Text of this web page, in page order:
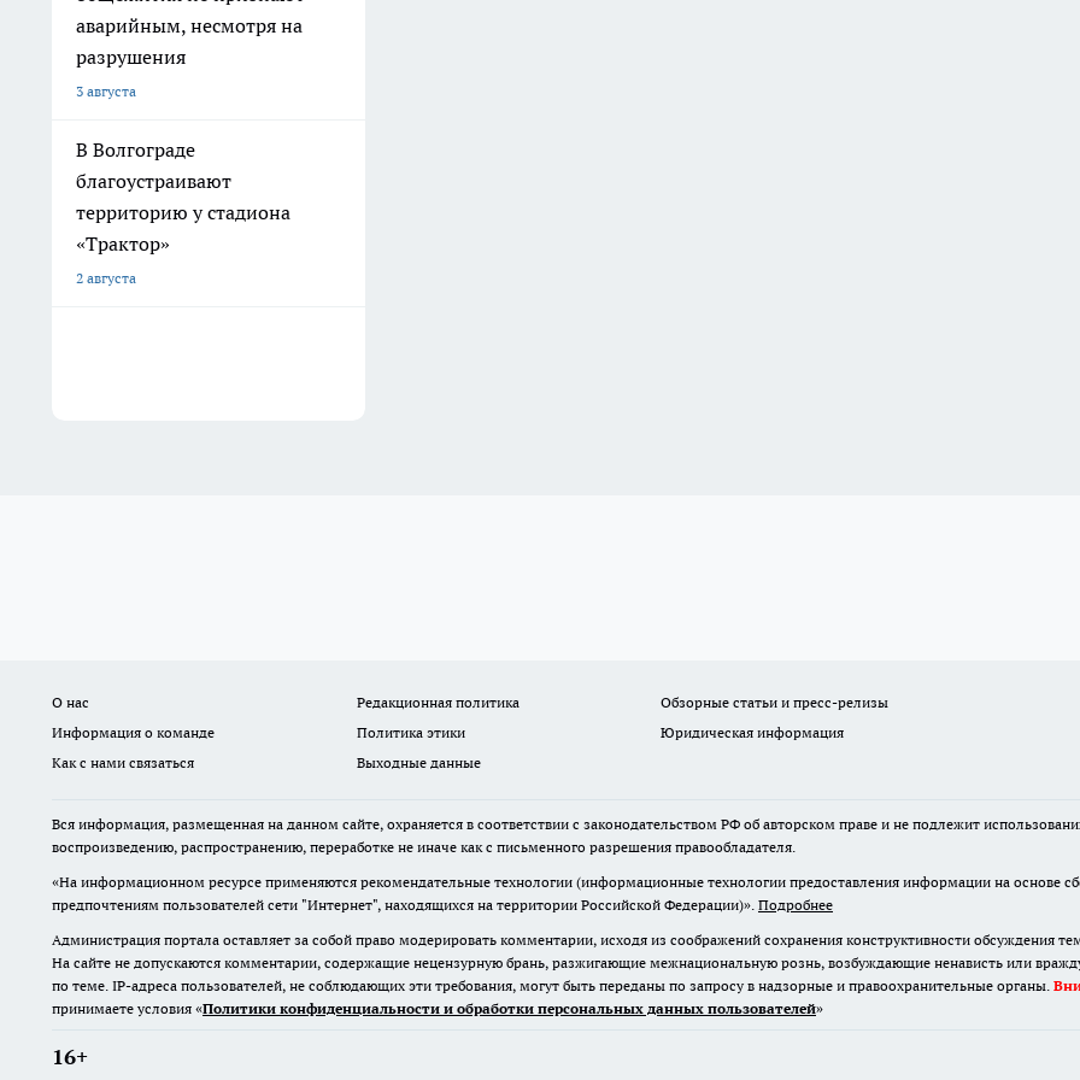
аварийным, несмотря на
разрушения
3 августа
В Волгограде
благоустраивают
территорию у стадиона
«Трактор»
2 августа
О нас Редакционная политика
Обзорные статьи и пресс-релизы
Информация о команде
Политика этики
Юридическая информация
Как с нами связаться
Выходные данные
Вся информация, размещенная на данном сайте, охраняется в соответствии с законодательством РФ об авторском праве и не подлежит
воспроизведению, распространению, переработке не иначе как с письменного разрешения правообладателя.
«На информационном ресурсе применяются рекомендательные технологии (информационные технологии предоставления информации на основе
предпочтениям пользователей сети "Интернет", находящихся на территории Российской Федерации)». Подробнее
Администрация портала оставляет за собой право модерировать комментарии, исходя из соображений сохранения конструктивности обсуждения
На сайте не допускаются комментарии, содержащие нецензурную брань, разжигающие межнациональную рознь, возбуждающие ненависть или
по теме. IP-адреса пользователей, не соблюдающих эти требования, могут быть переданы по запросу в надзорные и правоохранительные органы.
принимаете условия «Политики конфиденциальности и обработки персональных данных пользователей»
16+